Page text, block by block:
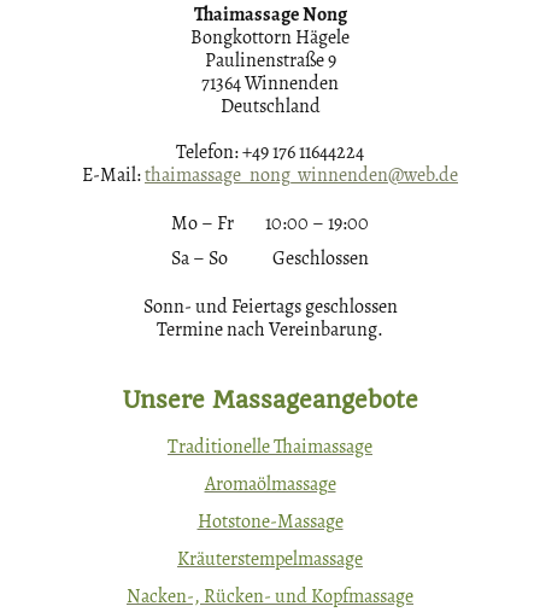
Thaimassage Nong
Bongkottorn Hägele
Paulinenstraße 9
71364 Winnenden
Deutschland
Telefon: +49 176 11644224
E-Mail:thaimassage_nong_winnenden@web.de
Mo – Fr
10:00 – 19:00
Sa – So
Geschlossen
Sonn- und Feiertags geschlossen
Termine nach Vereinbarung.
Unsere Massageangebote
Traditionelle Thaimassage
Aromaölmassage
Hotstone-Massage
Kräuterstempelmassage
Nacken-, Rücken- und Kopfmassage